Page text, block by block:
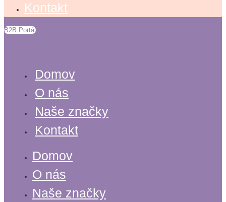
Kontakt
B2B Portál
Domov
O nás
Naše značky
Kontakt
Domov
O nás
Naše značky